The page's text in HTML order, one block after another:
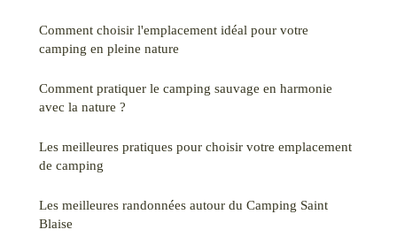
Comment choisir l'emplacement idéal pour votre
camping en pleine nature
Comment pratiquer le camping sauvage en harmonie
avec la nature ?
Les meilleures pratiques pour choisir votre emplacement
de camping
Les meilleures randonnées autour du Camping Saint
Blaise